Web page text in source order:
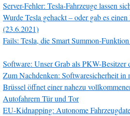
Server-Fehler: Tesla-Fahrzeuge lassen
Wurde Tesla gehackt – oder gab es
(23.6.2021)
Fails: Tesla, die Smart Summon-
Software: Unser Grab als PKW-Besitzer
Zum Nachdenken: Softwaresicherheit in
Brüssel öffnet einer nahezu
Autofahrern Tür und Tor
EU-Kidnapping: Autonome